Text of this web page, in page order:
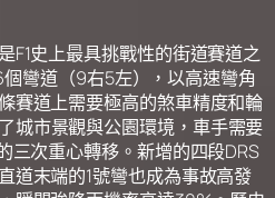
F1史上最具挑戰性的街道賽道之
彎道（9右5左），以高速彎角
賽道上需要極高的煞車精度和輪
城市景觀與公園環境，車手需要
三次重心轉移。新增的四段DRS
道末端的1號彎也成為事故高發